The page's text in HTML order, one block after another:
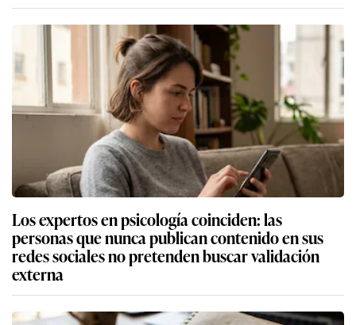
Los expertos en psicología coinciden: las
personas que nunca publican contenido en sus
redes sociales no pretenden buscar validación
externa